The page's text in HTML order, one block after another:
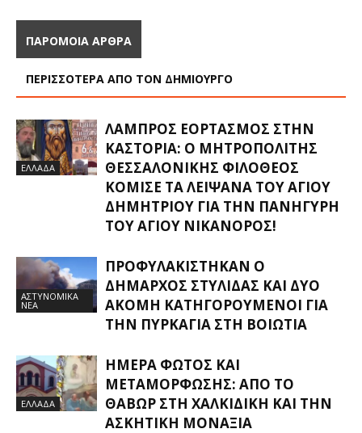
ΠΑΡΟΜΟΙΑ ΑΡΘΡΑ
ΠΕΡΙΣΣΟΤΕΡΑ ΑΠΟ ΤΟΝ ΔΗΜΙΟΥΡΓΟ
ΕΛΛΑΔΑ
ΛΑΜΠΡΌΣ ΕΟΡΤΑΣΜΌΣ ΣΤΗΝ
ΚΑΣΤΟΡΙΆ: Ο ΜΗΤΡΟΠΟΛΊΤΗΣ
ΘΕΣΣΑΛΟΝΊΚΗΣ ΦΙΛΌΘΕΟΣ
ΚΌΜΙΣΕ ΤΑ ΛΕΊΨΑΝΑ ΤΟΥ ΑΓΊΟΥ
ΔΗΜΗΤΡΊΟΥ ΓΙΑ ΤΗΝ ΠΑΝΉΓΥΡΗ
ΤΟΥ ΑΓΊΟΥ ΝΙΚΆΝΟΡΟΣ!
ΑΣΤΥΝΟΜΙΚΑ
ΝΕΑ
ΠΡΟΦΥΛΑΚΊΣΤΗΚΑΝ Ο
ΔΉΜΑΡΧΟΣ ΣΤΥΛΊΔΑΣ ΚΑΙ ΔΎΟ
ΑΚΌΜΗ ΚΑΤΗΓΟΡΟΎΜΕΝΟΙ ΓΙΑ
ΤΗΝ ΠΥΡΚΑΓΙΆ ΣΤΗ ΒΟΙΩΤΊΑ
ΕΛΛΑΔΑ
ΗΜΈΡΑ ΦΩΤΌΣ ΚΑΙ
ΜΕΤΑΜΌΡΦΩΣΗΣ: ΑΠΌ ΤΟ
ΘΑΒΏΡ ΣΤΗ ΧΑΛΚΙΔΙΚΉ ΚΑΙ ΤΗΝ
ΑΣΚΗΤΙΚΉ ΜΟΝΑΞΙΆ